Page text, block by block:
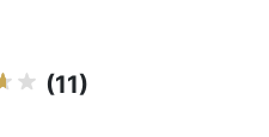
(11)